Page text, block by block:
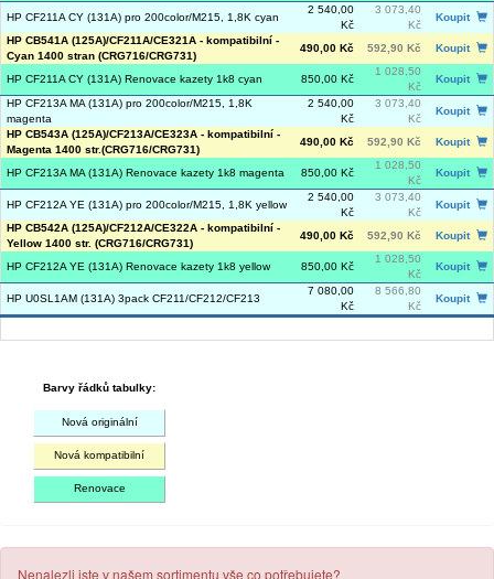
HP CF211A CY (131A) pro 200color/M215, 1,8K cyan
2 540,00
Kč
3 073,40
Kč
Koupit
HP CB541A (125A)/CF211A/CE321A - kompatibilní -
Cyan 1400 stran (CRG716/CRG731)
490,00 Kč 592,90 Kč Koupit
HP CF211A CY (131A) Renovace kazety 1k8 cyan 850,00 Kč
1 028,50
Kč
Koupit
HP CF213A MA (131A) pro 200color/M215, 1,8K
magenta
2 540,00
Kč
3 073,40
Kč
Koupit
HP CB543A (125A)/CF213A/CE323A - kompatibilní -
Magenta 1400 str.(CRG716/CRG731)
490,00 Kč 592,90 Kč Koupit
HP CF213A MA (131A) Renovace kazety 1k8 magenta 850,00 Kč
1 028,50
Kč
Koupit
HP CF212A YE (131A) pro 200color/M215, 1,8K yellow
2 540,00
Kč
3 073,40
Kč
Koupit
HP CB542A (125A)/CF212A/CE322A - kompatibilní -
Yellow 1400 str. (CRG716/CRG731)
490,00 Kč 592,90 Kč Koupit
HP CF212A YE (131A) Renovace kazety 1k8 yellow 850,00 Kč
1 028,50
Kč
Koupit
HP U0SL1AM (131A) 3pack CF211/CF212/CF213
7 080,00
Kč
8 566,80
Kč
Koupit
Barvy řádků tabulky:
Nová originální
Nová kompatibilní
Renovace
Nenalezli jste v našem sortimentu vše co potřebujete?